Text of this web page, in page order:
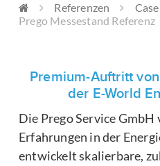
Referenzen
Prego Messestand Referenz
Premium-Auftritt
der E-World
Die Prego Service
Erfahrungen in der
entwickelt skalierbare,